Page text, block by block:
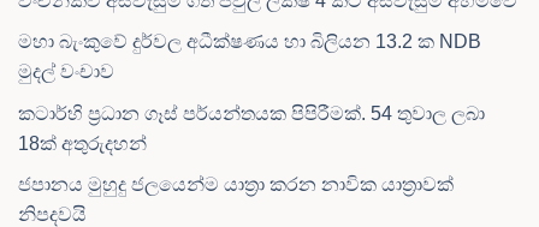
මහා බැංකුවේ දුර්වල අධීක්ෂණය හා බිලියන 13.2 ක NDB
මුදල් වංචාව
කටාර්හි ප්‍රධාන ගෑස් පර්යන්තයක පිපිරීමක්. 54 තුවාල ලබා
18ක් අතුරුදහන්
ජපානය මුහුදු ජලයෙන්ම යාත්‍රා කරන නාවික යාත්‍රාවක්
නිපදවයි